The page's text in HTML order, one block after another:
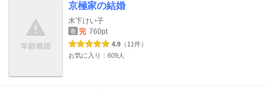
京極家の結婚
木下けい子
巻 完 760pt
4.9 （11件）
お気に入り：609人